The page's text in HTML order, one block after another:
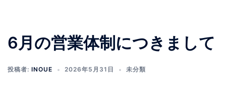
6月の営業体制につきまして
投稿者: INOUE 2026年5月31日 未分類